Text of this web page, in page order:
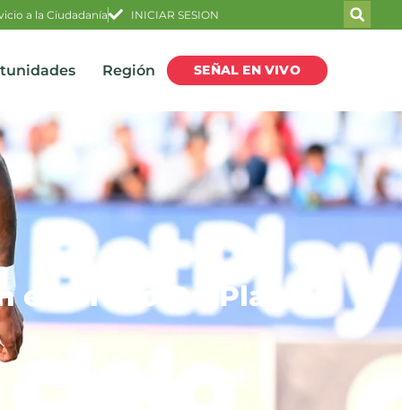
a la Ciudadanía INICIAR SESION
Región SEÑAL EN VIVO
el torneo BetPlay